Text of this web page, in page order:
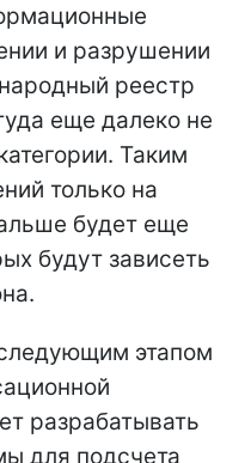
и разрушении
реестр
еще далеко не
Таким
только на
будет еще
будут зависеть
этапом
разрабатывать
для подсчета